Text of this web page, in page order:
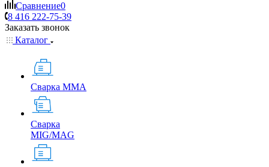
Сравнение0
8 416 222-75-39
Заказать звонок
Каталог
Сварка MMA
Сварка
MIG/MAG